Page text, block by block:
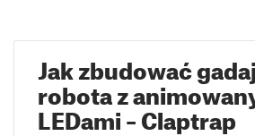
Jak zbudować
robota z
LEDami – Claptrap